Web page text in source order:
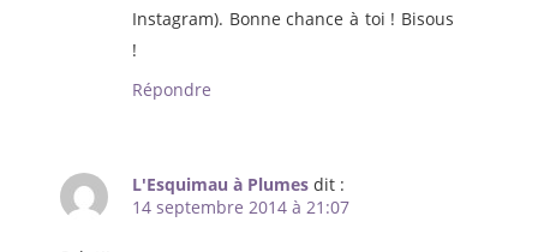
Instagram). Bonne chance à toi ! Bisous
!
Répondre
L'Esquimau à Plumes dit :
14 septembre 2014 à 21:07